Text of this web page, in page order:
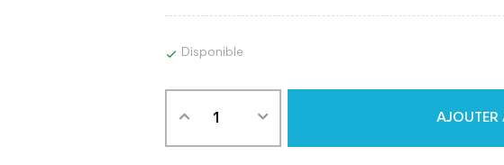
 Disponible
AJOUTER